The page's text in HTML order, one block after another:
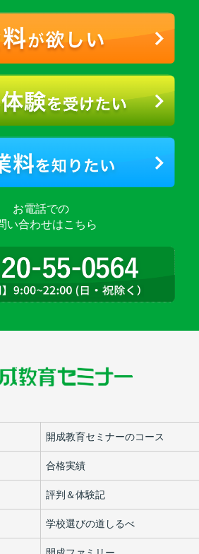
お電話での
い合わせはこちら
開成教育セミナーのコース
合格実績
評判＆体験記
学校選びの道しるべ